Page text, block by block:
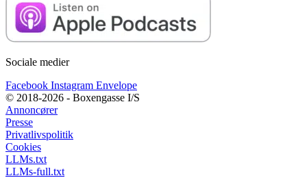
Sociale medier
Facebook Instagram Envelope
© 2018-2026 - Boxengasse I/S
Annoncører
Presse
Privatlivspolitik
Cookies
LLMs.txt
LLMs-full.txt